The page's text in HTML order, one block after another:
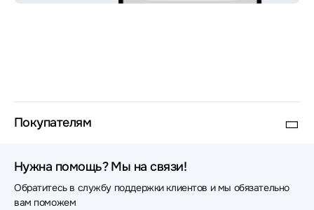
Покупателям
Нужна помощь? Мы на связи!
Обратитесь в службу поддержки клиентов и мы обязательно
вам поможем